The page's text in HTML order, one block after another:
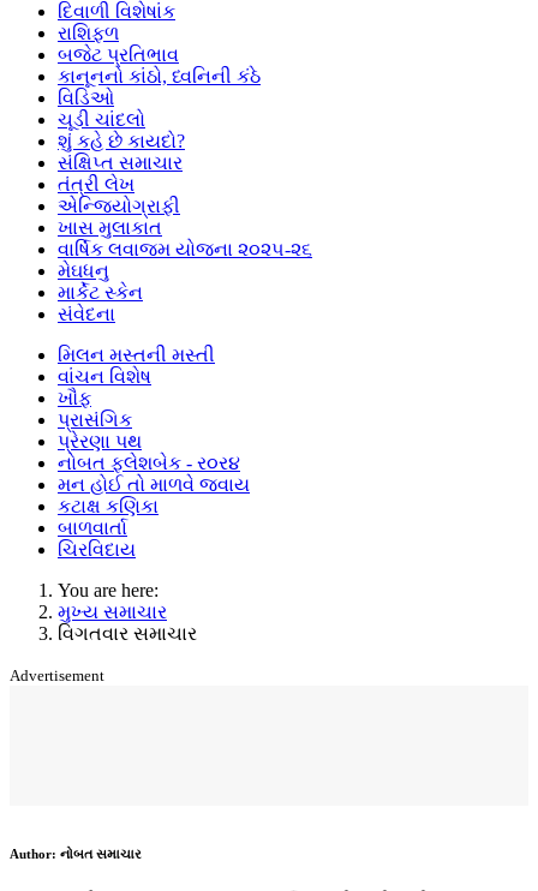
દિવાળી વિશેષાંક
રાશિફળ
બજેટ પ્રતિભાવ
કાનૂનનો કાંઠો, ધ્વનિની કંઠે
વિડિઓ
ચૂડી ચાંદલો
શું કહે છે કાયદો?
સંક્ષિપ્ત સમાચાર
તંત્રી લેખ
એન્જિયોગ્રાફી
ખાસ મુલાકાત
વાર્ષિક લવાજમ યોજના ૨૦૨૫-૨૬
મેઘધનુ
માર્કેટ સ્કેન
સંવેદના
મિલન મસ્તની મસ્તી
વાંચન વિશેષ
ખૌફ
પ્રાસંગિક
પ્રેરણા પથ
નોબત ફ્લેશબેક - ર૦ર૪
મન હોઈ તો માળવે જવાય
કટાક્ષ કણિકા
બાળવાર્તા
ચિરવિદાય
You are here:
મુખ્ય સમાચાર
વિગતવાર સમાચાર
Advertisement
Author: નોબત સમાચાર